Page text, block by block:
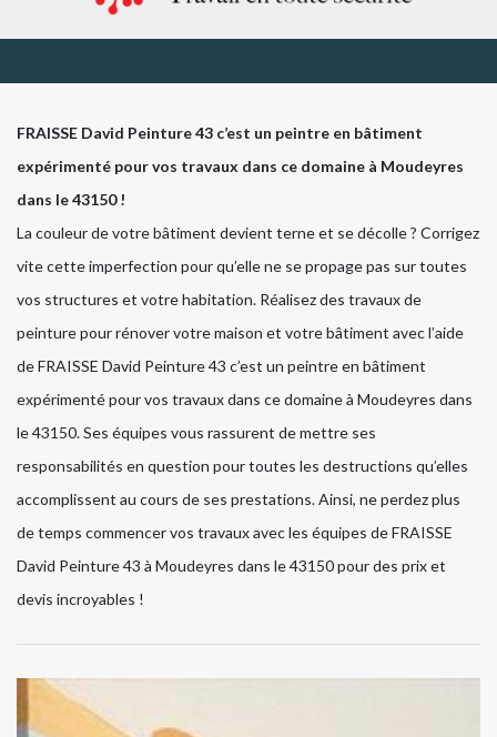
FRAISSE David Peinture 43 c’est un peintre en bâtiment
expérimenté pour vos travaux dans ce domaine à Moudeyres
dans le 43150 !
La couleur de votre bâtiment devient terne et se décolle ? Corrigez
vite cette imperfection pour qu’elle ne se propage pas sur toutes
vos structures et votre habitation. Réalisez des travaux de
peinture pour rénover votre maison et votre bâtiment avec l’aide
de FRAISSE David Peinture 43 c’est un peintre en bâtiment
expérimenté pour vos travaux dans ce domaine à Moudeyres dans
le 43150. Ses équipes vous rassurent de mettre ses
responsabilités en question pour toutes les destructions qu’elles
accomplissent au cours de ses prestations. Ainsi, ne perdez plus
de temps commencer vos travaux avec les équipes de FRAISSE
David Peinture 43 à Moudeyres dans le 43150 pour des prix et
devis incroyables !